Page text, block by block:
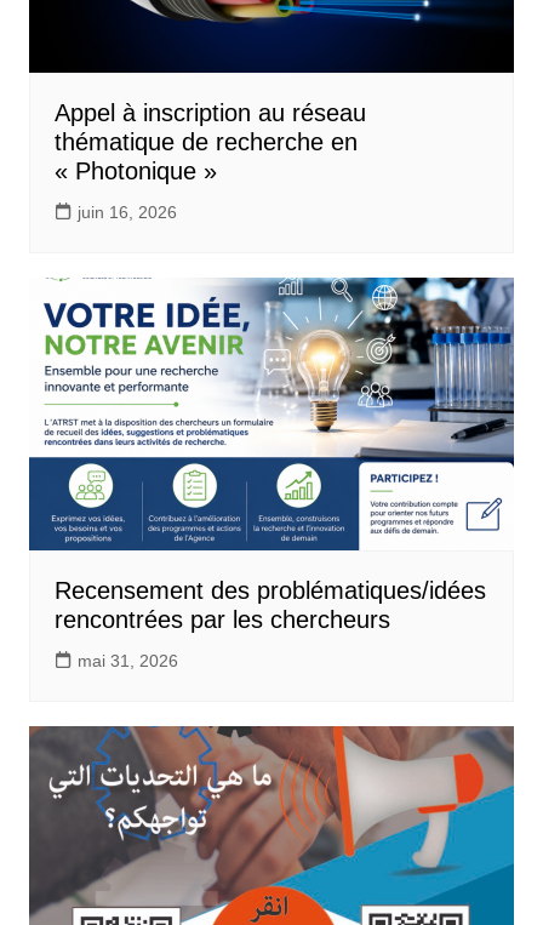
Appel à inscription au réseau
thématique de recherche en
« Photonique »
juin 16, 2026
Recensement des problématiques/idées
rencontrées par les chercheurs
mai 31, 2026